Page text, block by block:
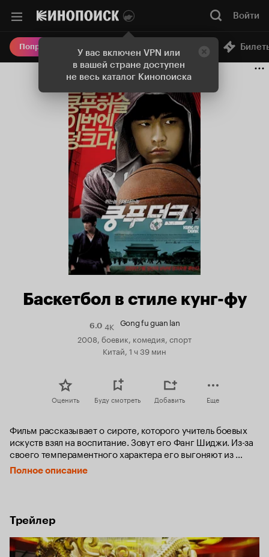
У вас включен VPN или
в вашей стране доступен
не весь каталог Кинопоиска
Войти
Попробовать Плюс Онлайн-кинотеатр
Баскетбол в стиле кунг-фу
6.0Рейтинг
Кинопоиска
6.0
4K Gong fu guan lan
2008, боевик, комедия, спорт
Китай, 1 ч 39 мин
Оценить Буду смотреть Добавить Еще
Фильм рассказывает о сироте, которого учитель боевых
искуств взял на воспитание. Зовут его Фанг Шиджи. Из-за
своего темпераментного характера его выгоняют из
школы Кунг-Фу. Его талант раскрывает отчаявшийся и
разочарованный в жизни Ванг Жоу и предлагает ему
больше и больше становится не просто историей для
журналистов. Жизнь Фанга Шиджи резко меняется и
вместе с тем меняется жизнь и того, кто раскрыл его
талант.
Полное описание
Трейлер